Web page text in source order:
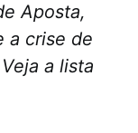
Aposta,
a crise de
a lista